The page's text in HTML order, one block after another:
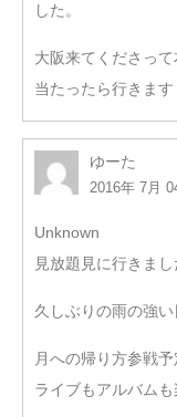
した。
大阪来てくださっ
当たったら行きます
ゆーた
2016年 7月
Unknown
見放題見に行きまし
久しぶりの雨の強
月への帰り方参戦予
ライブもアルバムも